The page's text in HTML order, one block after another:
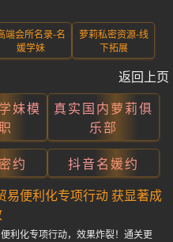
端会所名录-名
媛学妹
萝莉私密资源-线
下拓展
返回上页
妹模
真实国内萝莉俱
乐部
约 抖音名媛约
易便利化专项行动 获显著成
利化专项行动，效果炸裂！通关更